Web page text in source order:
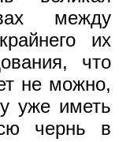
между
их
что
не можно,
уже иметь
чернь в